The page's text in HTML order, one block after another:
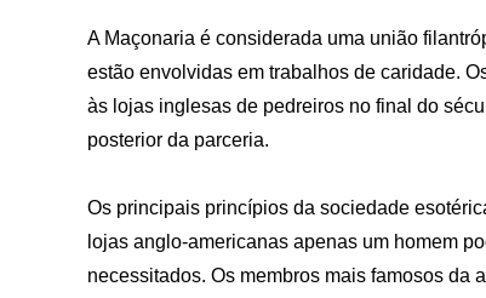
A Maçonaria é considerada uma união
estão envolvidas em trabalhos de caridade.
às lojas inglesas de pedreiros no final do
posterior da parceria.
Os principais princípios da sociedade
lojas anglo-americanas apenas um homem
necessitados. Os membros mais famosos da